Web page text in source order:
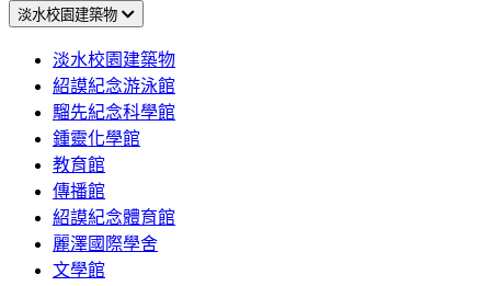
淡水校園建築物
淡水校園建築物
紹謨紀念游泳館
騮先紀念科學館
鍾靈化學館
教育館
傳播館
紹謨紀念體育館
麗澤國際學舍
文學館